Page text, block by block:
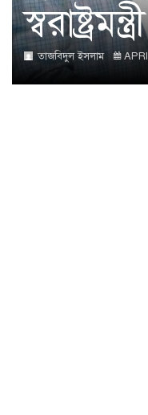
স্বরাষ্ট্রমন্ত্রী
তাজবিদুল ইসলাম